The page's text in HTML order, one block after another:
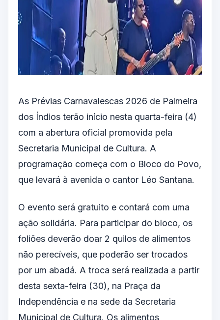
As Prévias Carnavalescas 2026 de Palmeira
dos Índios terão início nesta quarta-feira (4)
com a abertura oficial promovida pela
Secretaria Municipal de Cultura. A
programação começa com o Bloco do Povo,
que levará à avenida o cantor Léo Santana.
O evento será gratuito e contará com uma
ação solidária. Para participar do bloco, os
foliões deverão doar 2 quilos de alimentos
não perecíveis, que poderão ser trocados
por um abadá. A troca será realizada a partir
desta sexta-feira (30), na Praça da
Independência e na sede da Secretaria
Municipal de Cultura. Os alimentos